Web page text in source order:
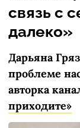
связь с
далеко»
Дарьяна
проблеме
авторка
приходите»